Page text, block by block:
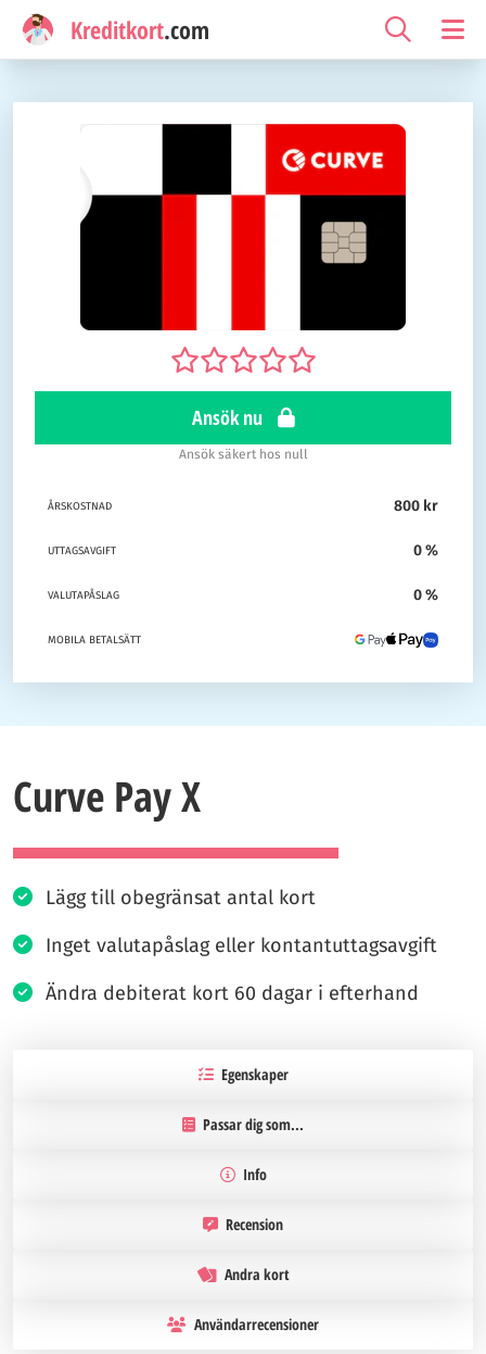
Kreditkort.com
Ansök nu
Ansök säkert hos null
ÅRSKOSTNAD 800 kr
UTTAGSAVGIFT 0 %
VALUTAPÅSLAG 0 %
MOBILA BETALSÄTT
Curve Pay X
Lägg till obegränsat antal kort
Inget valutapåslag eller kontantuttagsavgift
Ändra debiterat kort 60 dagar i efterhand
Egenskaper
Passar dig som...
Info
Recension
Andra kort
Användarrecensioner